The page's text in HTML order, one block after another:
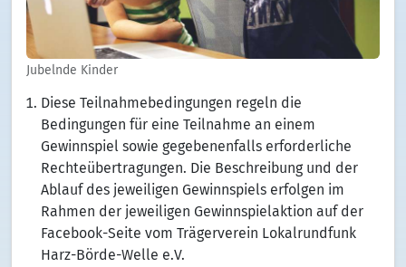
Jubelnde Kinder
Diese Teilnahmebedingungen regeln die
Bedingungen für eine Teilnahme an einem
Gewinnspiel sowie gegebenenfalls erforderliche
Rechteübertragungen. Die Beschreibung und der
Ablauf des jeweiligen Gewinnspiels erfolgen im
Rahmen der jeweiligen Gewinnspielaktion auf der
Facebook-Seite vom Trägerverein Lokalrundfunk
Harz-Börde-Welle e.V.